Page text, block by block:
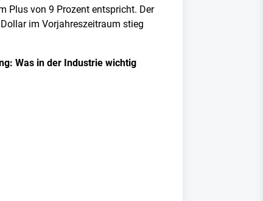
Plus von 9 Prozent entspricht. Der
im Vorjahreszeitraum stieg
Was in der Industrie wichtig